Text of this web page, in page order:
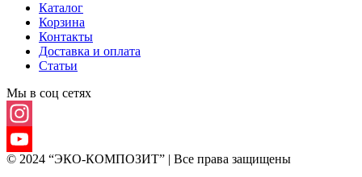
Каталог
Корзина
Контакты
Доставка и оплата
Статьи
Мы в соц сетях
Instagram
YouTube
© 2024 “ЭКО-КОМПОЗИТ” | Все права защищены